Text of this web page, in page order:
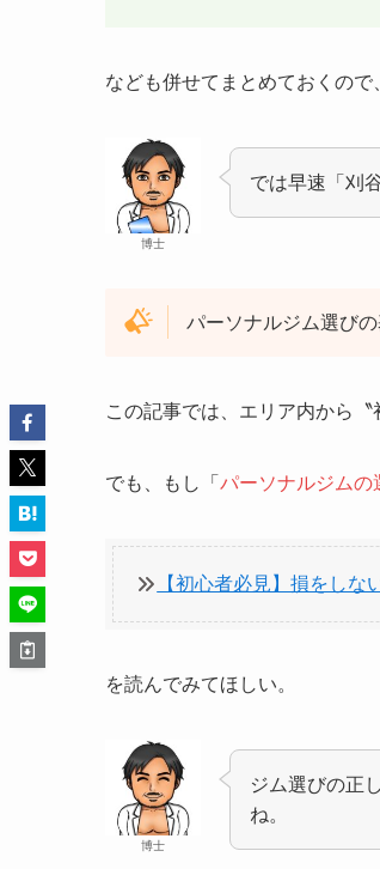
なども併せてまとめておくので
博士
では早速「刈
パーソナルジム選び
この記事では、エリア内から
でも、もし「 パーソナルジムの
【初心者必見】損をし
を読んでみてほしい。
博士
ジム選びの正
ね。